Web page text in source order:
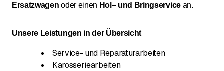
Ersatzwagen oder einen Hol – und Bringservice an.
Unsere Leistungen in der Übersicht
Service- und Reparaturarbeiten
Karosseriearbeiten